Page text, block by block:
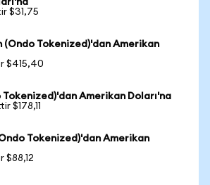
$31,75
Tokenized)'dan Amerikan
$415,40
Amerikan Doları'na
$178,11
Tokenized)'dan Amerikan
$88,12